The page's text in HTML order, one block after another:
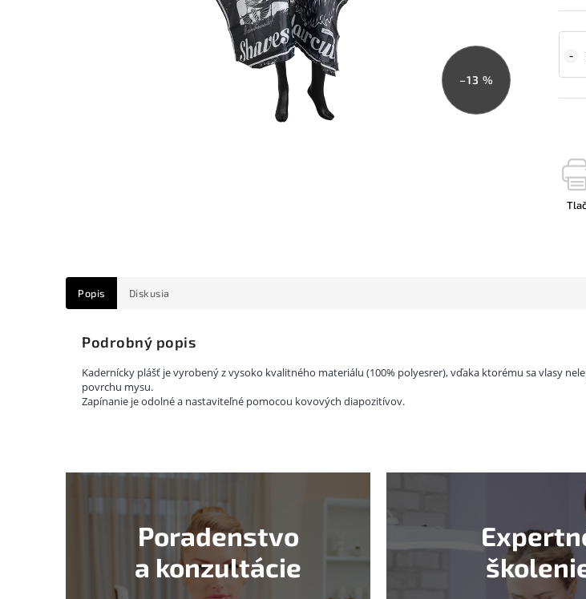
–13 %
Tlač
Popis Diskusia
Podrobný popis
Kadernícky plášť je vyrobený z vysoko kvalitného materiálu (100% polyesrer), vďaka ktorému sa vlasy
povrchu mysu.
Zapínanie je odolné a nastaviteľné pomocou kovových diapozitívov.
Poradenstvo
a konzultácie